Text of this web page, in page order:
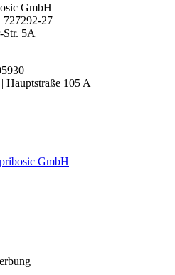
GmbH
727292-27
Str. 5A
Hauptstraße 105 A